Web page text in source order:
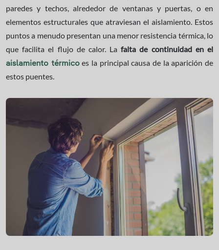
paredes y techos, alrededor de ventanas y puertas, o en
elementos estructurales que atraviesan el aislamiento. Estos
puntos a menudo presentan una menor resistencia térmica, lo
que facilita el flujo de calor. Lafalta de continuidad en el
aislamiento térmicoes la principal causa de la aparición de
estos puentes.